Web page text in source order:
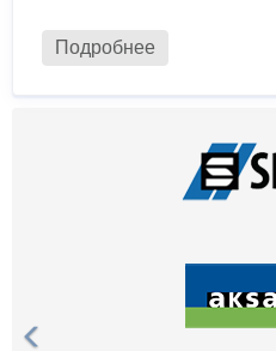
Подробнее